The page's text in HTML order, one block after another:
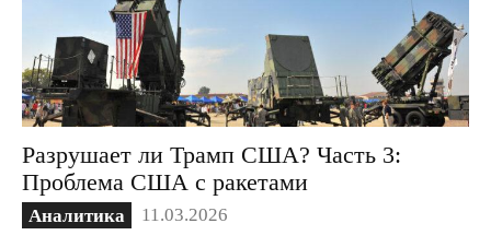
Разрушает ли Трамп США? Часть 3:
Проблема США с ракетами
Аналитика 11.03.2026